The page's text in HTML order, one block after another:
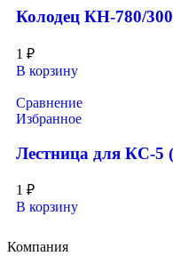
Колодец КН-780/
1 ₽
В корзину
Сравнение
Избранное
Лестница для КС-5
1 ₽
В корзину
Компания